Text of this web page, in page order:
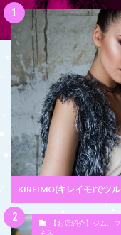
KIREIMO(キレイモ)でツル
【お店紹介】ジム、
ネス